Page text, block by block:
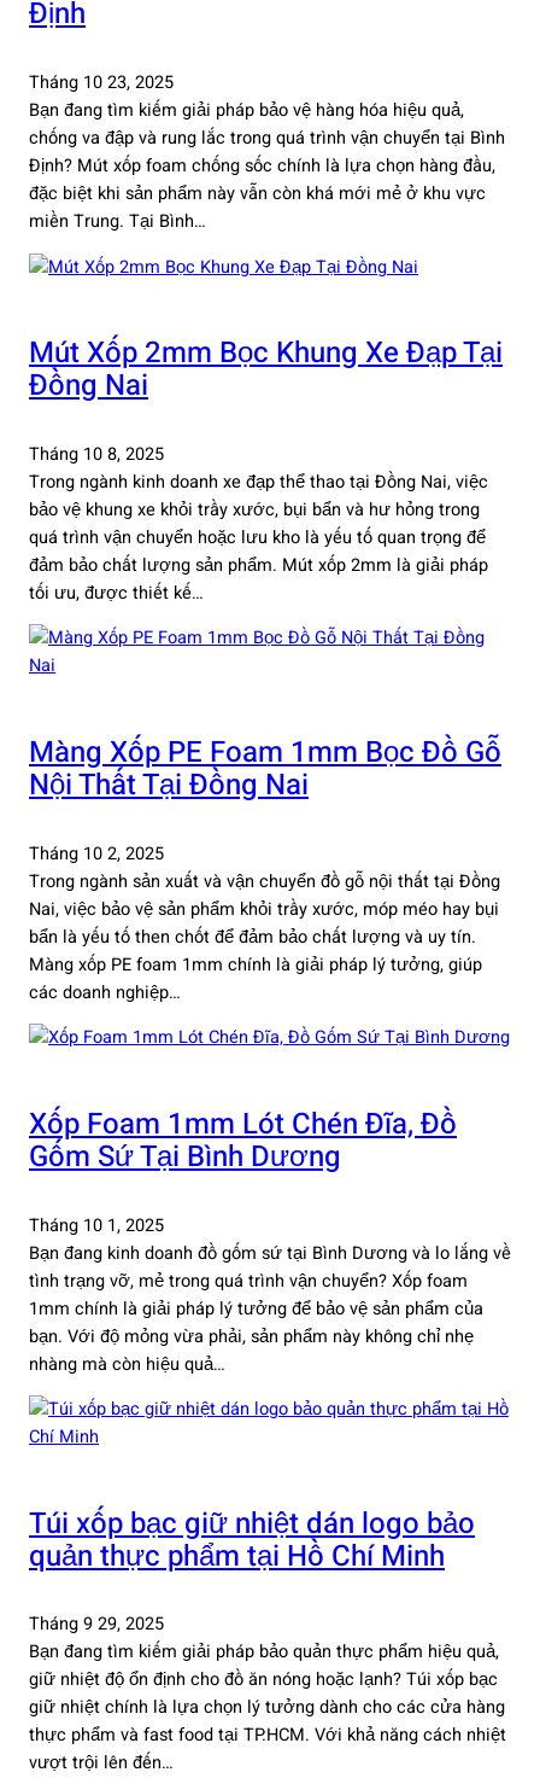
Định
Tháng 10 23, 2025
Bạn đang tìm kiếm giải pháp bảo vệ hàng hóa hiệu quả,
chống va đập và rung lắc trong quá trình vận chuyển tại Bình
Định? Mút xốp foam chống sốc chính là lựa chọn hàng đầu,
đặc biệt khi sản phẩm này vẫn còn khá mới mẻ ở khu vực
miền Trung. Tại Bình…
Mút Xốp 2mm Bọc Khung Xe Đạp Tại
Đồng Nai
Tháng 10 8, 2025
Trong ngành kinh doanh xe đạp thể thao tại Đồng Nai, việc
bảo vệ khung xe khỏi trầy xước, bụi bẩn và hư hỏng trong
quá trình vận chuyển hoặc lưu kho là yếu tố quan trọng để
đảm bảo chất lượng sản phẩm. Mút xốp 2mm là giải pháp
tối ưu, được thiết kế…
Màng Xốp PE Foam 1mm Bọc Đồ Gỗ
Nội Thất Tại Đồng Nai
Tháng 10 2, 2025
Trong ngành sản xuất và vận chuyển đồ gỗ nội thất tại Đồng
Nai, việc bảo vệ sản phẩm khỏi trầy xước, móp méo hay bụi
bẩn là yếu tố then chốt để đảm bảo chất lượng và uy tín.
Màng xốp PE foam 1mm chính là giải pháp lý tưởng, giúp
các doanh nghiệp…
Xốp Foam 1mm Lót Chén Đĩa, Đồ
Gốm Sứ Tại Bình Dương
Tháng 10 1, 2025
Bạn đang kinh doanh đồ gốm sứ tại Bình Dương và lo lắng về
tình trạng vỡ, mẻ trong quá trình vận chuyển? Xốp foam
1mm chính là giải pháp lý tưởng để bảo vệ sản phẩm của
bạn. Với độ mỏng vừa phải, sản phẩm này không chỉ nhẹ
nhàng mà còn hiệu quả…
Túi xốp bạc giữ nhiệt dán logo bảo
quản thực phẩm tại Hồ Chí Minh
Tháng 9 29, 2025
Bạn đang tìm kiếm giải pháp bảo quản thực phẩm hiệu quả,
giữ nhiệt độ ổn định cho đồ ăn nóng hoặc lạnh? Túi xốp bạc
giữ nhiệt chính là lựa chọn lý tưởng dành cho các cửa hàng
thực phẩm và fast food tại TP.HCM. Với khả năng cách nhiệt
vượt trội lên đến…